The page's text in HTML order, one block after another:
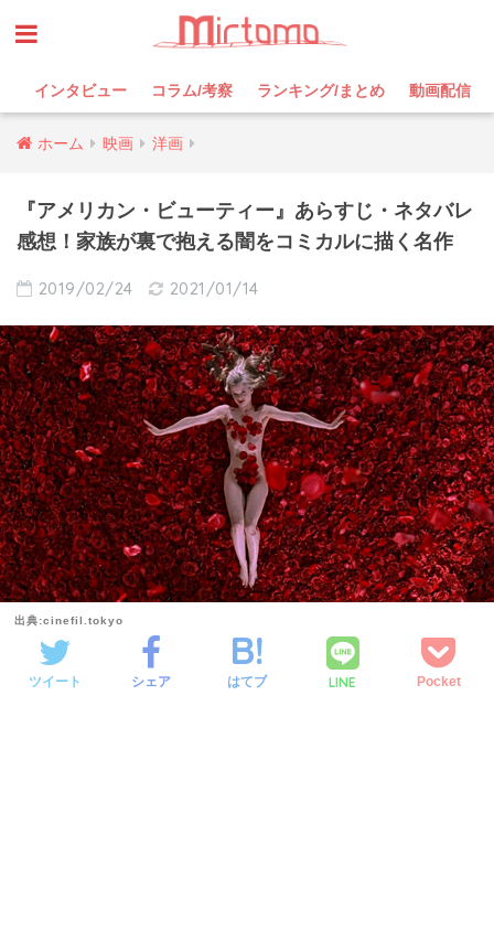
インタビュー コラム/考察 ランキング/まとめ 動画配信
ホーム 映画 洋画
『アメリカン・ビューティー』あらすじ・ネタバレ
感想！家族が裏で抱える闇をコミカルに描く名作
2019/02/24 2021/01/14
出典:cinefil.tokyo
ツイート シェア はてブ LINE Pocket